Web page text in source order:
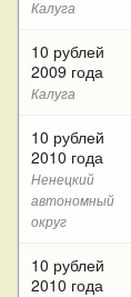
Калуга
10 рублей
2009 года
Калуга
10 рублей
2010 года
Ненецкий
автономный
округ
10 рублей
2010 года